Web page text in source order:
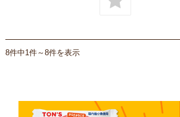
8件中1件～8件を表示